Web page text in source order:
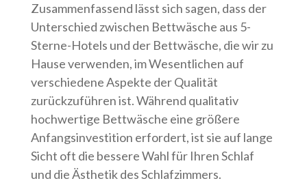
Zusammenfassend lässt sich sagen, dass der
Unterschied zwischen Bettwäsche aus 5-
Sterne-Hotels und der Bettwäsche, die wir zu
Hause verwenden, im Wesentlichen auf
verschiedene Aspekte der Qualität
zurückzuführen ist. Während qualitativ
hochwertige Bettwäsche eine größere
Anfangsinvestition erfordert, ist sie auf lange
Sicht oft die bessere Wahl für Ihren Schlaf
und die Ästhetik des Schlafzimmers.